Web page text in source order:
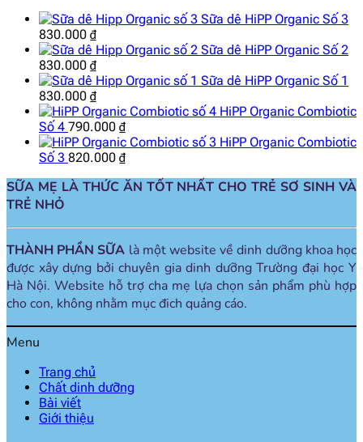
Sữa dê HiPP Organic Số 3
830.000 ₫
Sữa dê HiPP Organic Số 2
830.000 ₫
Sữa dê HiPP Organic Số 1
830.000 ₫
HiPP Organic Combiotic
Số 4 790.000 ₫
HiPP Organic Combiotic
Số 3 820.000 ₫
SỮA MẸ LÀ THỨC ĂN TỐT NHẤT CHO TRẺ SƠ SINH VÀ
TRẺ NHỎ
THÀNH PHẦN SỮA là một website về dinh dưỡng khoa học
được xây dựng bởi chuyên gia dinh dưỡng Trường đại học Y
Hà Nội. Website hỗ trợ cha mẹ lựa chọn sản phẩm phù hợp
cho con, không nhằm mục đich quảng cáo.
Menu
Trang chủ
Chất dinh dưỡng
Bài viết
Giới thiệu